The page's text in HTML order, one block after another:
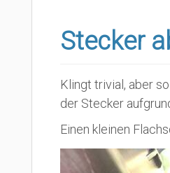
Stecker
Klingt trivial, aber
der Stecker
Einen kleinen